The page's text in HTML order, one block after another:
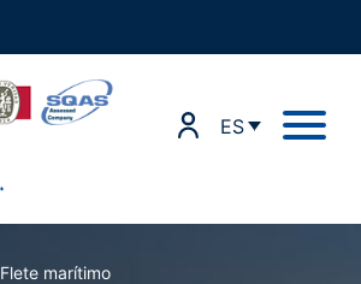
ES
Flete marítimo